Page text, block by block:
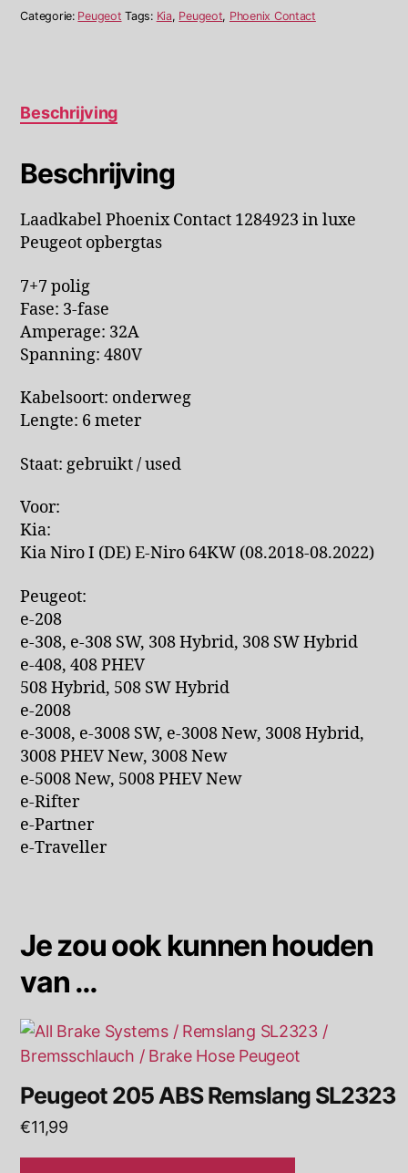
6m
Peugeot
Categorie: Peugeot Tags: Kia, Peugeot, Phoenix Contact
Beschrijving
Beschrijving
Laadkabel Phoenix Contact 1284923 in luxe
Peugeot opbergtas
7+7 polig
Fase: 3-fase
Amperage: 32A
Spanning: 480V
Kabelsoort: onderweg
Lengte: 6 meter
Staat: gebruikt / used
Voor:
Kia:
Kia Niro I (DE) E-Niro 64KW (08.2018-08.2022)
Peugeot:
e-208
e-308, e-308 SW, 308 Hybrid, 308 SW Hybrid
e-408, 408 PHEV
508 Hybrid, 508 SW Hybrid
e-2008
e-3008, e-3008 SW, e-3008 New, 3008 Hybrid,
3008 PHEV New, 3008 New
e-5008 New, 5008 PHEV New
e-Rifter
e-Partner
e-Traveller
Je zou ook kunnen houden
van …
Peugeot 205 ABS Remslang SL2323
€11,99